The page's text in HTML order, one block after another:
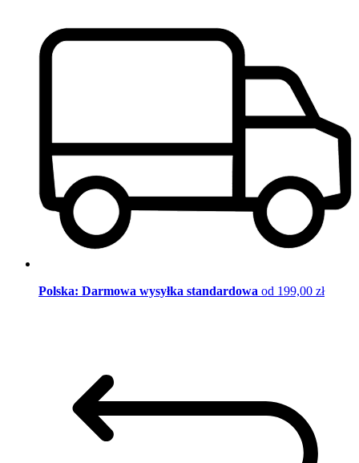
Polska: Darmowa wysyłka standardowa od 199,00 zł